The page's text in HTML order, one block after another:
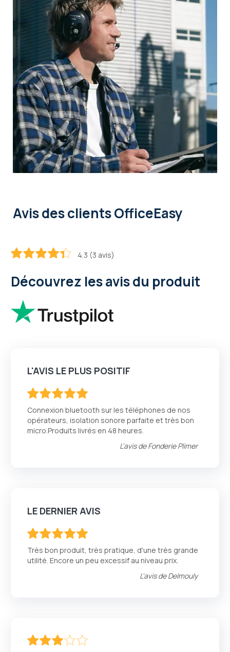
Avis des clients OfficeEasy
4.3 (3 avis)
Découvrez les avis du produit
L'AVIS LE PLUS POSITIF
Connexion bluetooth sur les téléphones de nos
opérateurs, isolation sonore parfaite et très bon
micro.Produits livrés en 48 heures.
L'avis deFonderie Plimer
LE DERNIER AVIS
Très bon produit, très pratique, d'une très grande
utilité. Encore un peu excessif au niveau prix.
L'avis deDelmouly